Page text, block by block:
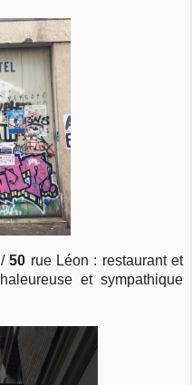
/50 rue Léon : restaurant et
et sympathique